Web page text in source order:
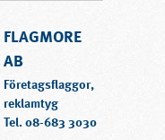
FLAGMORE
AB
Företagsflaggor,
reklamtyg
Tel.08-683 3030